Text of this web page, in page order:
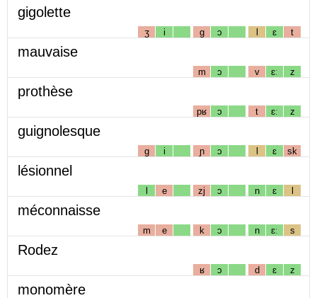
gigolette
ʒ i g ɔ l ɛ t
mauvaise
m ɔ v ɛː z
prothèse
pʁ ɔ t ɛː z
guignolesque
g i ɲ ɔ l ɛ sk
lésionnel
l e zj ɔ n ɛ l
méconnaisse
m e k ɔ n ɛː s
Rodez
ʁ ɔ d ɛ z
monomère